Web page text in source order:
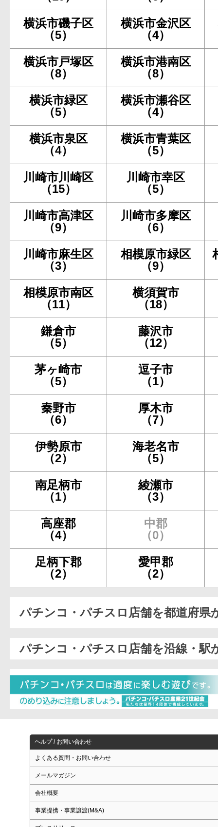
横浜市磯子区
（5）
横浜市金沢区
（4）
横浜市戸塚区
（8）
横浜市港南区
（8）
横浜市緑区
（5）
横浜市瀬谷区
（4）
横浜市泉区
（4）
横浜市青葉区
（5）
川崎市川崎区
（15）
川崎市幸区
（5）
川崎市高津区
（9）
川崎市多摩区
（6）
川崎市麻生区
（3）
相模原市緑区
（9）
相模原市南区
（11）
横須賀市
（18）
鎌倉市
（5）
藤沢市
（12）
茅ヶ崎市
（5）
逗子市
（1）
秦野市
（6）
厚木市
（7）
伊勢原市
（2）
海老名市
（5）
南足柄市
（1）
綾瀬市
（3）
高座郡
（4）
中郡
（0）
足柄下郡
（2）
愛甲郡
（2）
パチンコ・パチスロ店舗を都道府県
パチンコ・パチスロ店舗を沿線・駅
ヘルプ / お問い合わせ
よくある質問・お問い合わせ
メールマガジン
会社概要
事業提携・事業譲渡(M&A)